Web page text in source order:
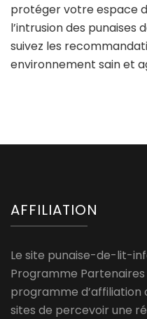
protéger votre espace
l’intrusion des punaises
suivez les
environnement sain et
AFFILIATION
Le site punaise-de-lit-
Programme Partenaires
programme
sites de percevoir une